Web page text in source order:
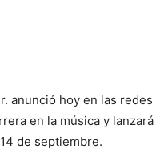
anunció hoy en las redes
en la música y lanzará
de septiembre.